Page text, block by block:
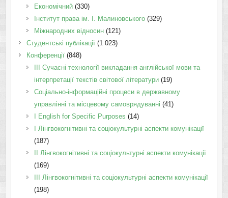
Економічний(330)
Інститут права ім. І. Малиновського(329)
Міжнародних відносин(121)
Студентські публікації(1 023)
Конференції(848)
III Сучасні технології викладання англійської мови та
інтерпретації текстів світової літератури(19)
Соціально-інформаційні процеси в державному
управлінні та місцевому самоврядуванні (41)
І English for Specific Purposes (14)
I Лінгвокогнітивні та соціокультурні аспекти комунікації
(187)
IІ Лінгвокогнітивні та соціокультурні аспекти комунікації
(169)
IІI Лінгвокогнітивні та соціокультурні аспекти комунікації
(198)